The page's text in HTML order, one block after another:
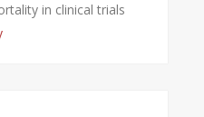
in clinical trials